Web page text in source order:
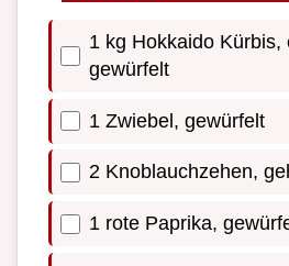
1 kg Hokkaido Kürbis,
gewürfelt
1 Zwiebel, gewürfelt
2 Knoblauchzehen,
1 rote Paprika,